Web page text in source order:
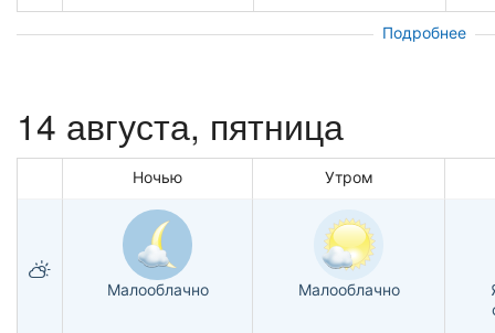
Подробнее
14 августа, пятница
Ночью Утром
Малооблачно Малооблачно